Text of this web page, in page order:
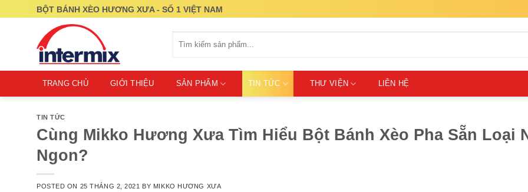
BỘT BÁNH XÈO HƯƠNG XƯA - SỐ 1 VIỆT NAM
kiếm:
TRANG CHỦ GIỚI THIỆU SẢN PHẨM TIN TỨC THƯ VIỆN LIÊN HỆ
TIN TỨC
Cùng Mikko Hương Xưa Tìm Hiểu Bột Bánh Xèo Pha Sẵn Loại
Ngon?
POSTED ON 25 THÁNG 2, 2021 BY MIKKO HƯƠNG XƯA